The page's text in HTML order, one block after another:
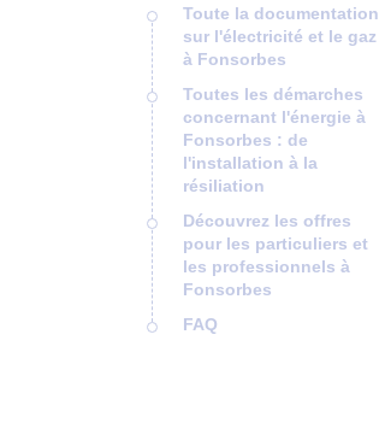
Toute la documentation
sur l'électricité et le gaz
à Fonsorbes
Toutes les démarches
concernant l'énergie à
Fonsorbes : de
l'installation à la
résiliation
Découvrez les offres
pour les particuliers et
les professionnels à
Fonsorbes
FAQ